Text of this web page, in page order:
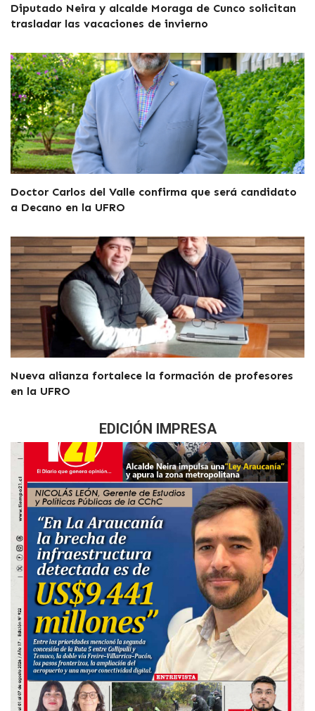
Diputado Neira y alcalde Moraga de Cunco solicitan
trasladar las vacaciones de invierno
Doctor Carlos del Valle confirma que será candidato
a Decano en la UFRO
Nueva alianza fortalece la formación de profesores
en la UFRO
EDICIÓN IMPRESA